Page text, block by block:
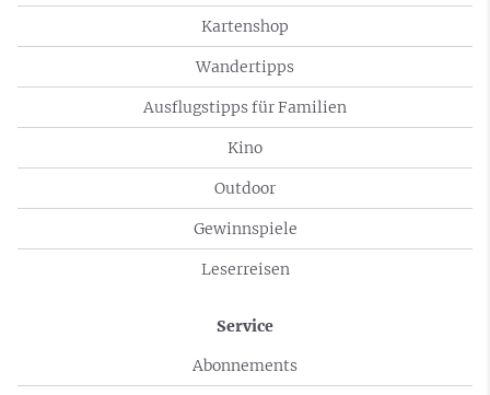
Kartenshop
Wandertipps
Ausflugstipps für Familien
Kino
Outdoor
Gewinnspiele
Leserreisen
Service
Abonnements